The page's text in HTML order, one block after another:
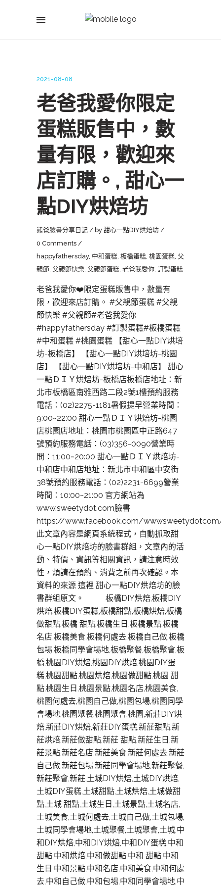
2021-08-08
老爸我愛你限定
蛋糕販售中，數
量有限，歡迎來
店訂購。, 甜心一
點DIY烘焙坊
熊爸臉書分享日記 by 甜心一點DIY烘焙坊
0 Comments
happyfathersday, 中和蛋糕, 板橋蛋糕, 桃園蛋糕, 父
親節, 父親節快樂, 父親節蛋糕, 老爸我愛你, 訂製蛋糕
老爸我愛你❤️限定蛋糕販售中，數量有
限，歡迎來店訂購。 #父親節蛋糕 #父親
節快樂 #父親節#老爸我愛你
#happyfathersday #訂製蛋糕#板橋蛋糕
#中和蛋糕 #桃園蛋糕 【甜心一點DIY烘培
坊-板橋店】 【甜心一點DIY烘培坊-桃園
店】 【甜心一點DIY烘培坊-中和店】 甜心
一點ＤＩＹ烘焙坊-板橋店板橋店地址：新
北市板橋區南雅西路二段2號1樓預約服務
電話：(02)2275-1181暑假提早營業時間：
9:00~22:00 甜心一點ＤＩＹ烘焙坊-桃園
店桃園店地址：桃園市桃園區中正路647
號預約服務電話：(03)356-0090營業時
間：11:00~20:00 甜心一點ＤＩＹ烘焙坊-
中和店中和店地址：新北市中和區中安街
38號預約服務電話：(02)2231-6699營業
時間：10:00~21:00 官方網站為
www.sweetydot.com臉書
https://www.facebook.com/
此文章內容是網頁系統程式，自動抓取甜
心一點DIY烘焙坊的臉書群組，文章內的活
動、特價、資訊等相關資訊，請注意時效
性，煩請在預約、消費之前再次確認。本
資料的來源 這裡 甜心一點DIY烘焙坊的臉
書群組原文。 板橋DIY烘焙,板橋DIY
烘焙,板橋DIY蛋糕,板橋甜點,板橋烘焙,板橋
做甜點,板橋 甜點,板橋生日,板橋景點,板橋
名店,板橋美食,板橋何處去,板橋自己做,板橋
包場,板橋同學會場地,板橋聚餐,板橋聚會,板
橋,桃園DIY烘焙,桃園DIY烘焙,桃園DIY蛋
糕,桃園甜點,桃園烘焙,桃園做甜點,桃園 甜
點,桃園生日,桃園景點,桃園名店,桃園美食,
桃園何處去,桃園自己做,桃園包場,桃園同學
會場地,桃園聚餐,桃園聚會,桃園,新莊DIY烘
焙,新莊DIY烘焙,新莊DIY蛋糕,新莊甜點,新
莊烘焙,新莊做甜點,新莊 甜點,新莊生日,新
莊景點,新莊名店,新莊美食,新莊何處去,新莊
自己做,新莊包場,新莊同學會場地,新莊聚餐,
新莊聚會,新莊,土城DIY烘焙,土城DIY烘焙,
土城DIY蛋糕,土城甜點,土城烘焙,土城做甜
點,土城 甜點,土城生日,土城景點,土城名店,
土城美食,土城何處去,土城自己做,土城包場,
土城同學會場地,土城聚餐,土城聚會,土城,中
和DIY烘焙,中和DIY烘焙,中和DIY蛋糕,中和
甜點,中和烘焙,中和做甜點,中和 甜點,中和
生日,中和景點,中和名店,中和美食,中和何處
去,中和自己做,中和包場,中和同學會場地,中